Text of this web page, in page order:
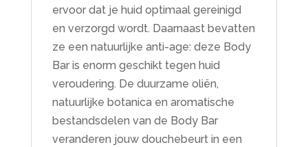
ervoor dat je huid optimaal gereinigd
en verzorgd wordt. Daarnaast bevatten
ze een natuurlijke anti-age: deze Body
Bar is enorm geschikt tegen huid
veroudering. De duurzame oliën,
natuurlijke botanica en aromatische
bestandsdelen van de Body Bar
veranderen jouw douchebeurt in een